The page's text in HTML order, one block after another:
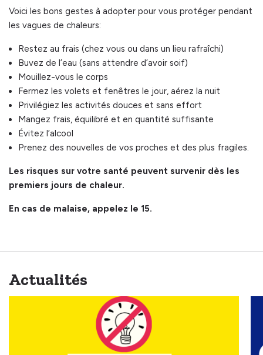
Voici les bons gestes à adopter pour vous protéger pendant
les vagues de chaleurs:
Restez au frais (chez vous ou dans un lieu rafraîchi)
Buvez de l’eau (sans attendre d’avoir soif)
Mouillez-vous le corps
Fermez les volets et fenêtres le jour, aérez la nuit
Privilégiez les activités douces et sans effort
Mangez frais, équilibré et en quantité suffisante
Évitez l’alcool
Prenez des nouvelles de vos proches et des plus fragiles.
Les risques sur votre santé peuvent survenir dès les
premiers jours de chaleur.
En cas de malaise, appelez le 15.
Actualités